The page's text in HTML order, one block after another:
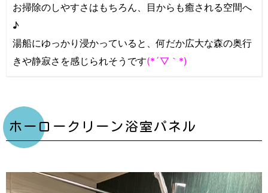
お掃除のしやすさはもちろん、目からも癒される空間へ
♪
湯船にゆっかり浸かっていると、何だか広大な森の奥行
きや静寂さを感じられそうです(*´▽｀*)
ホーロークリーン浴室パネル